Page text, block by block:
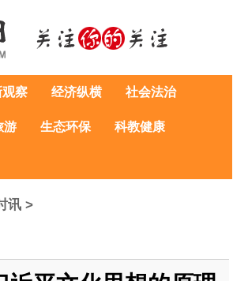
观察 经济纵横 社会法治
游 生态环保 科教健康
讯 >